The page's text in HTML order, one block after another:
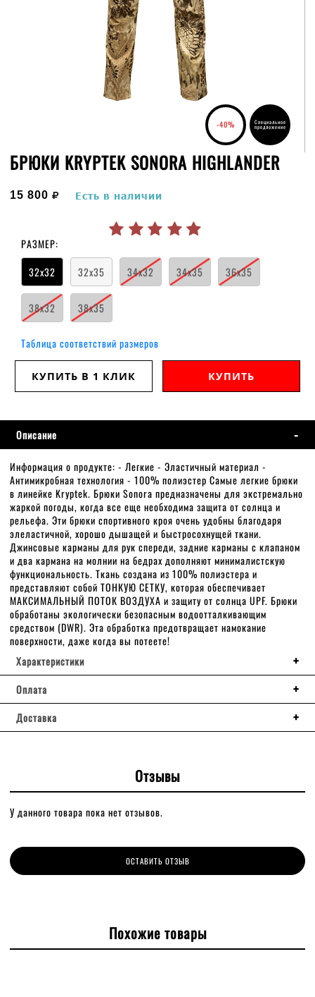
-40% Специальное
предложение
БРЮКИ KRYPTEK SONORA HIGHLANDER
15 800 руб.
Есть в наличии
РАЗМЕР:
32x32
32x35 34x32 34x35 36x35
38x32 38x35
Таблица соответствий размеров
КУПИТЬ В 1 КЛИК КУПИТЬ
Описание
Информация о продукте: - Легкие - Эластичный материал -
Антимикробная технология - 100% полиэстер Самые легкие брюки
в линейке Kryptek. Брюки Sonora предназначены для экстремально
жаркой погоды, когда все еще необходима защита от солнца и
рельефа. Эти брюки спортивного кроя очень удобны благодаря
элеластичной, хорошо дышащей и быстросохнущей ткани.
Джинсовые карманы для рук спереди, задние карманы с клапаном
и два кармана на молнии на бедрах дополняют минималистскую
функциональность. Ткань создана из 100% полиэстера и
представляют собой ТОНКУЮ СЕТКУ, которая обеспечивает
МАКСИМАЛЬНЫЙ ПОТОК ВОЗДУХА и защиту от солнца UPF. Брюки
обработаны экологически безопасным водоотталкивающим
средством (DWR). Эта обработка предотвращает намокание
поверхности, даже когда вы потеете!
Характеристики
Оплата
Доставка
Отзывы
У данного товара пока нет отзывов.
ОСТАВИТЬ ОТЗЫВ
Похожие товары